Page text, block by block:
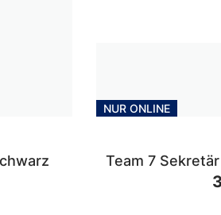
NUR ONLINE
Team 7